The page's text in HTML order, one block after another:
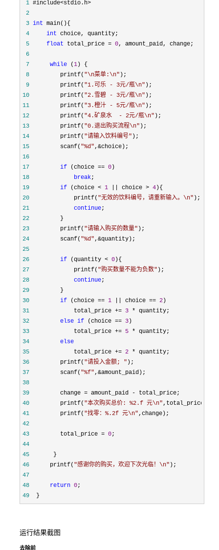
1
2
3 int
4
int
5
float total_price = 0
6
7
while (1
8
         printf(
"\n菜单:\n"
9
         printf(
"1.可乐 - 3元/瓶\n"
10
         printf(
"2.雪碧 - 3元/瓶\n"
11
         printf(
"3.橙汁 - 5元/瓶\n"
12
         printf(
"4.矿泉水  - 2元/瓶\n"
13
         printf(
"0.退出购买流程\n"
14
         printf(
"请输入饮料编号"
15
         scanf(
"%d",&
16
17
if (choice == 0
18
break
19
if (choice < 1 || choice > 4
20
             printf(
"无效的饮料编号，请重新输入。\n"
21
continue
22
23
         printf(
"请输入购买的数量"
24
         scanf(
"%d",&
25
26
if (quantity < 0
27
             printf(
"购买数量不能为负数"
28
continue
29
30
if (choice == 1 || choice == 2
31
             total_price +=
3 *
32
else if (choice == 3
33
             total_price +=
5 *
34
else
35
             total_price +=
2 *
36
         printf(
"请投入金额; "
37
         scanf(
"%f",&
38
39
         change = amount_paid -
40
         printf(
"本次购买总价: %2.f 元\n"
41
         printf(
"找零：%.2f 元\n"
42
43
         total_price =
0
44
45
46
      printf(
"感谢你的购买，欢迎下次光临！\n"
47
48
return 0
49
  }
运行结果截图
去除前